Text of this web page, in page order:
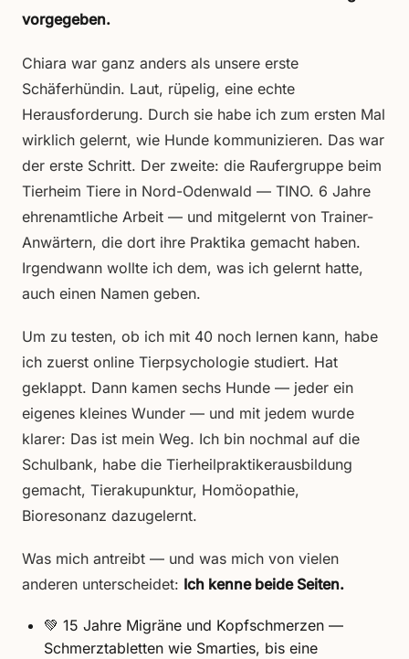
vorgegeben.
Chiara war ganz anders als unsere erste
Schäferhündin. Laut, rüpelig, eine echte
Herausforderung. Durch sie habe ich zum ersten Mal
wirklich gelernt, wie Hunde kommunizieren. Das war
der erste Schritt. Der zweite: die Raufergruppe beim
Tierheim Tiere in Nord-Odenwald — TINO. 6 Jahre
ehrenamtliche Arbeit — und mitgelernt von Trainer-
Anwärtern, die dort ihre Praktika gemacht haben.
Irgendwann wollte ich dem, was ich gelernt hatte,
auch einen Namen geben.
Um zu testen, ob ich mit 40 noch lernen kann, habe
ich zuerst online Tierpsychologie studiert. Hat
geklappt. Dann kamen sechs Hunde — jeder ein
eigenes kleines Wunder — und mit jedem wurde
klarer: Das ist mein Weg. Ich bin nochmal auf die
Schulbank, habe die Tierheilpraktikerausbildung
gemacht, Tierakupunktur, Homöopathie,
Bioresonanz dazugelernt.
Was mich antreibt — und was mich von vielen
anderen unterscheidet: Ich kenne beide Seiten.
💚 15 Jahre Migräne und Kopfschmerzen —
Schmerztabletten wie Smarties, bis eine